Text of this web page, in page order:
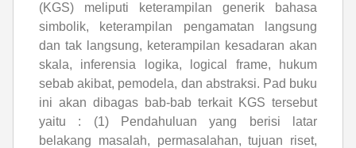
(KGS) meliputi keterampilan generik bahasa
simbolik, keterampilan pengamatan langsung
dan tak langsung, keterampilan kesadaran akan
skala, inferensia logika, logical frame, hukum
sebab akibat, pemodela, dan abstraksi. Pad buku
ini akan dibagas bab-bab terkait KGS tersebut
yaitu : (1) Pendahuluan yang berisi latar
belakang masalah, permasalahan, tujuan riset,